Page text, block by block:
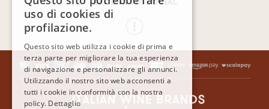
uso di cookies di
profilazione.
Questo sito web utilizza i cookie di prima e
terza parte per migliorare la tua esperienza
di navigazione e personalizzare gli annunci.
Utilizzando il nostro sito web acconsenti a
tutti i cookie in conformità con la nostra
policy. Dettaglio